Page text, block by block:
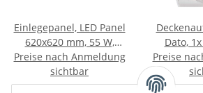
Einlegepanel, LED Panel
620x620 mm, 55 W,
RGB/4000 K, Weiß,
Spannungskonstant, 24
V/DC
Preise nach Anmeldung
sichtbar
Dato,
GU10,
Preise